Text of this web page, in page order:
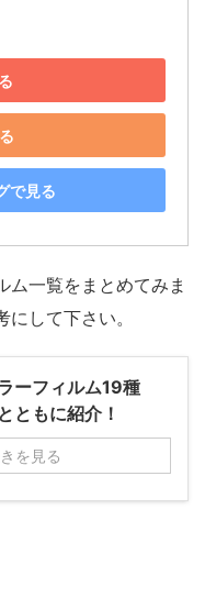
で見る
ム一覧をまとめてみま
して下さい。
ーフィルム19種
ともに紹介！
を見る